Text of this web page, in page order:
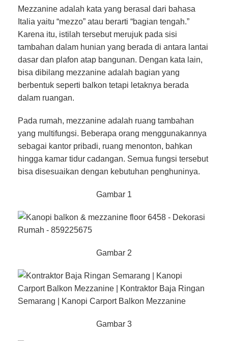
Mezzanine adalah kata yang berasal dari bahasa
Italia yaitu “mezzo” atau berarti “bagian tengah.”
Karena itu, istilah tersebut merujuk pada sisi
tambahan dalam hunian yang berada di antara lantai
dasar dan plafon atap bangunan. Dengan kata lain,
bisa dibilang mezzanine adalah bagian yang
berbentuk seperti balkon tetapi letaknya berada
dalam ruangan.
Pada rumah, mezzanine adalah ruang tambahan
yang multifungsi. Beberapa orang menggunakannya
sebagai kantor pribadi, ruang menonton, bahkan
hingga kamar tidur cadangan. Semua fungsi tersebut
bisa disesuaikan dengan kebutuhan penghuninya.
Gambar 1
Gambar 2
Gambar 3